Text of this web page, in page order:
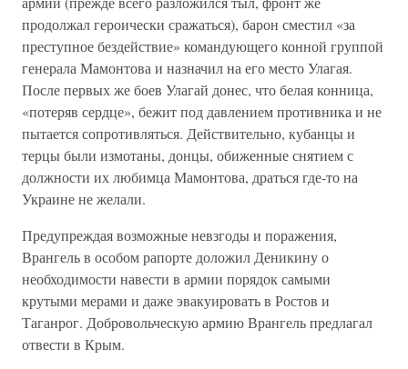
продолжал героически сражаться), барон сместил «за
преступное бездействие» командующего конной группой
генерала Мамонтова и назначил на его место Улагая.
После первых же боев Улагай донес, что белая конница,
«потеряв сердце», бежит под давлением противника и не
пытается сопротивляться. Действительно, кубанцы и
терцы были измотаны, донцы, обиженные снятием с
должности их любимца Мамонтова, драться где-то на
Украине не желали.
Предупреждая возможные невзгоды и поражения,
Врангель в особом рапорте доложил Деникину о
необходимости навести в армии порядок самыми
крутыми мерами и даже эвакуировать в Ростов и
Таганрог. Добровольческую армию Врангель предлагал
отвести в Крым.